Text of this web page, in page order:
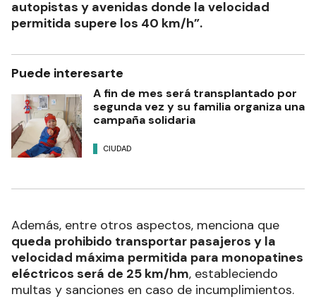
autopistas y avenidas donde la velocidad
permitida supere los 40 km/h”.
Puede interesarte
A fin de mes será transplantado por
segunda vez y su familia organiza una
campaña solidaria
CIUDAD
Además, entre otros aspectos, menciona que
queda prohibido transportar pasajeros y la
velocidad máxima permitida para monopatines
eléctricos será de 25 km/hm, estableciendo
multas y sanciones en caso de incumplimientos.